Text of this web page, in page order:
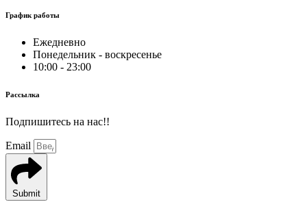
График работы
Ежедневно
Понедельник - воскресенье
10:00 - 23:00
Рассылка
Подпишитесь на нас!!
Email
Submit